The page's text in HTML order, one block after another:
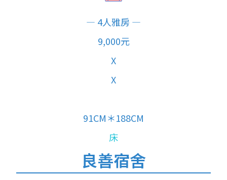
— 4人雅房 —
9,000元
X
X
91CM＊188CM
床
良善宿舍